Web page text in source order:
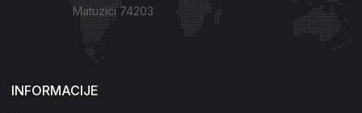
Matuzići 74203
Kako do nas?
INFORMACIJE